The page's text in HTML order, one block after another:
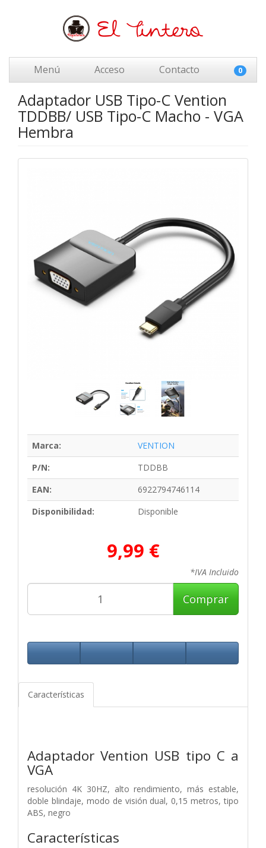
Menú Acceso Contacto 0
Adaptador USB Tipo-C Vention
TDDBB/ USB Tipo-C Macho - VGA
Hembra
Marca:
VENTION
P/N:
TDDBB
EAN:
6922794746114
Disponibilidad:
Disponible
9,99 €
*IVA Incluido
Comprar
Características
Adaptador Vention USB tipo C a
VGA
resolución 4K 30HZ, alto rendimiento, más estable,
doble blindaje, modo de visión dual, 0,15 metros, tipo
ABS, negro
Características